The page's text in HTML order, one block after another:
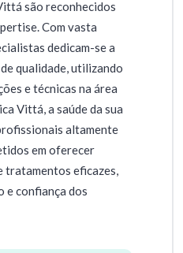
são reconhecidos
Com vasta
dedicam-se a
qualidade, utilizando
e técnicas na área
Vittá, a saúde da sua
altamente
em oferecer
tratamentos eficazes,
e confiança dos